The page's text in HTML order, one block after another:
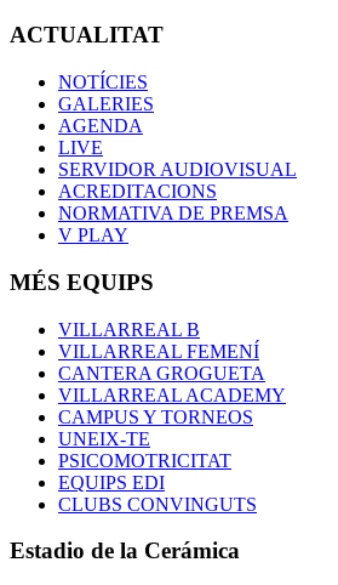
ACTUALITAT
NOTÍCIES
GALERIES
AGENDA
LIVE
SERVIDOR AUDIOVISUAL
ACREDITACIONS
NORMATIVA DE PREMSA
V PLAY
MÉS EQUIPS
VILLARREAL B
VILLARREAL FEMENÍ
CANTERA GROGUETA
VILLARREAL ACADEMY
CAMPUS Y TORNEOS
UNEIX-TE
PSICOMOTRICITAT
EQUIPS EDI
CLUBS CONVINGUTS
Estadio de la Cerámica